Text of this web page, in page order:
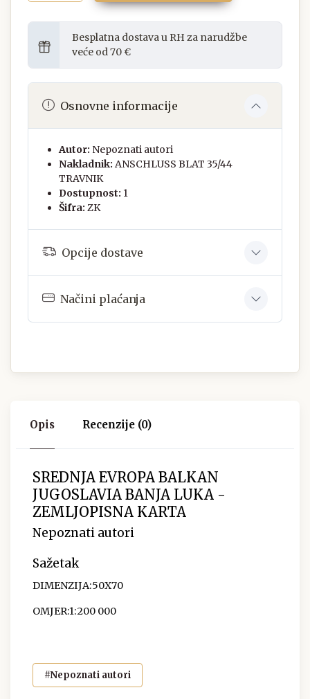
Besplatna dostava u RH za narudžbe
veće od 70 €
Osnovne informacije
Autor: Nepoznati autori
Nakladnik: ANSCHLUSS BLAT 35/44
TRAVNIK
Dostupnost: 1
Šifra: ZK
Opcije dostave
Načini plaćanja
Opis Recenzije (0)
SREDNJA EVROPA BALKAN
JUGOSLAVIA BANJA LUKA -
ZEMLJOPISNA KARTA
Nepoznati autori
Sažetak
DIMENZIJA:50X70
OMJER:1:200 000
#Nepoznati autori